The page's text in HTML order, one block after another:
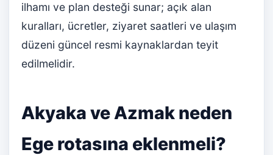
ilhamı ve plan desteği sunar; açık alan
kuralları, ücretler, ziyaret saatleri ve ulaşım
düzeni güncel resmi kaynaklardan teyit
edilmelidir.
Akyaka ve Azmak neden
Ege rotasına eklenmeli?